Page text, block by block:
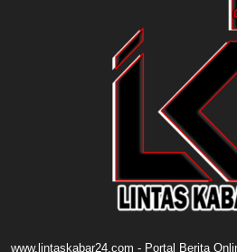
www.lintaskabar24.com - Portal Berita